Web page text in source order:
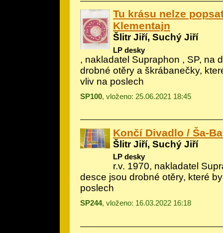
Tu krásu nelze
Klementajn
Šlitr Jiří, Suchý Jiří
LP desky
, nakladatel Supraphon , SP, na
drobné otěry a škrábanečky,
vliv na poslech
SP100, vloženo: 25.06.2021 18:45
Končí Divadlo / Ša-
Šlitr Jiří, Suchý Jiří
LP desky
r.v. 1970, nakladatel
desce jsou drobné otěry, které
poslech
SP244, vloženo: 16.03.2022 16:18